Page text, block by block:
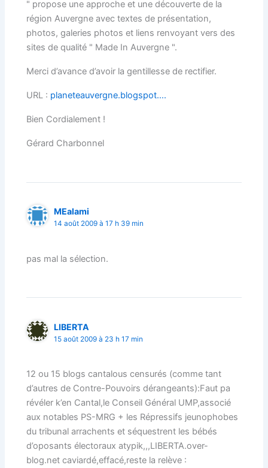
" propose une approche et une découverte de la
région Auvergne avec textes de présentation,
photos, galeries photos et liens renvoyant vers des
sites de qualité " Made In Auvergne ".
Merci d’avance d’avoir la gentillesse de rectifier.
URL : planeteauvergne.blogspot….
Bien Cordialement !
Gérard Charbonnel
MEalami
14 août 2009 à 17 h 39 min
pas mal la sélection.
LIBERTA
15 août 2009 à 23 h 17 min
12 ou 15 blogs cantalous censurés (comme tant
d’autres de Contre-Pouvoirs dérangeants):Faut pa
révéler k’en Cantal,le Conseil Général UMP,associé
aux notables PS-MRG + les Répressifs jeunophobes
du tribunal arrachents et séquestrent les bébés
d’oposants électoraux atypik,,,LIBERTA.over-
blog.net caviardé,effacé,reste la relève :